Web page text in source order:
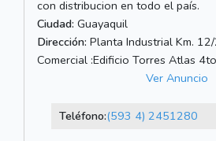
con distribucion en todo el país.
Ciudad: Guayaquil
Dirección: Planta Industrial Km.
Comercial :Edificio Torres Atlas
Ver Anuncio
Teléfono:(593 4) 2451280